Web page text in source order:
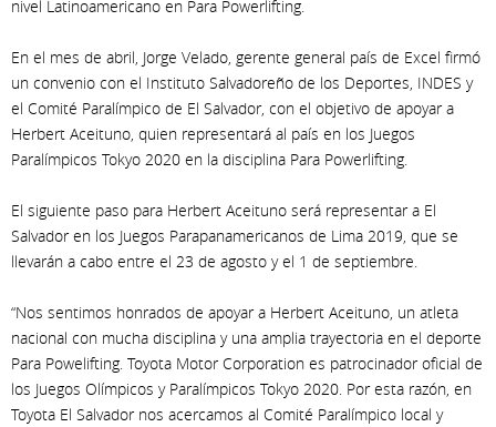
nivel Latinoamericano en Para Powerlifting.
En el mes de abril, Jorge Velado, gerente general país de Excel firmó
un convenio con el Instituto Salvadoreño de los Deportes, INDES y
el Comité Paralímpico de El Salvador, con el objetivo de apoyar a
Herbert Aceituno, quien representará al país en los Juegos
Paralímpicos Tokyo 2020 en la disciplina Para Powerlifting.
El siguiente paso para Herbert Aceituno será representar a El
Salvador en los Juegos Parapanamericanos de Lima 2019, que se
llevarán a cabo entre el 23 de agosto y el 1 de septiembre.
“Nos sentimos honrados de apoyar a Herbert Aceituno, un atleta
nacional con mucha disciplina y una amplia trayectoria en el deporte
Para Powelifting. Toyota Motor Corporation es patrocinador oficial de
los Juegos Olímpicos y Paralímpicos Tokyo 2020. Por esta razón, en
Toyota El Salvador nos acercamos al Comité Paralímpico local y